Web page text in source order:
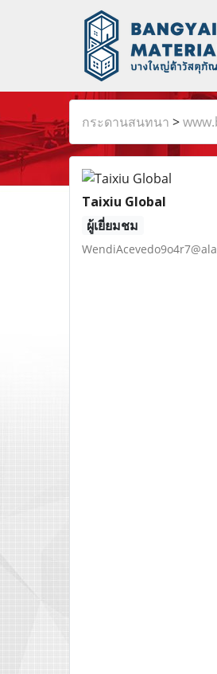
กระดานสนทนา >
Taixiu Global
ผู้เยี่ยมชม